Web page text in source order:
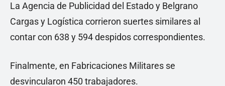
La Agencia de Publicidad del Estado y Belgrano
Cargas y Logística corrieron suertes similares al
contar con 638 y 594 despidos correspondientes.
Finalmente, en Fabricaciones Militares se
desvincularon 450 trabajadores.